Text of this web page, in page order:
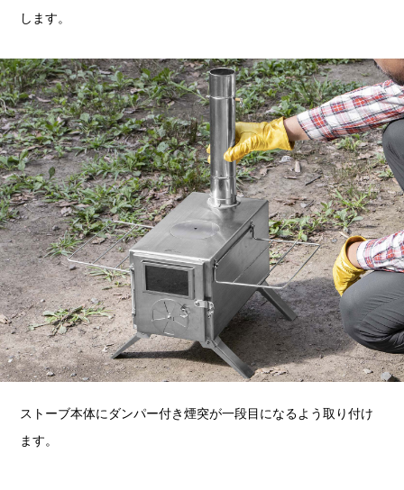
します。
ストーブ本体にダンパー付き煙突が一段目になるよう取り付け
ます。